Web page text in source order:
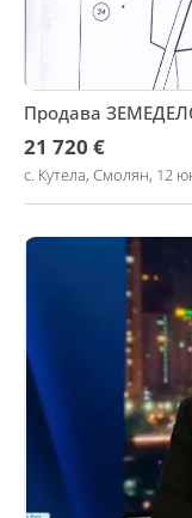
Продава
21 720 €
с. Кутела, Смолян, 12